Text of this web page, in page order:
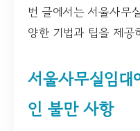
번 글에서는 서울사무
양한 기법과 팁을 제공
서울사무실임
인 불만 사항